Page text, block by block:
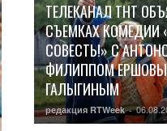
ТЕЛЕКАНАЛ ТНТ
СЪЕМКАХ КОМЕДИИ
СОВЕСТЬ!» С
ФИЛИППОМ
ГАЛЫГИНЫМ
редакция RTWeek -